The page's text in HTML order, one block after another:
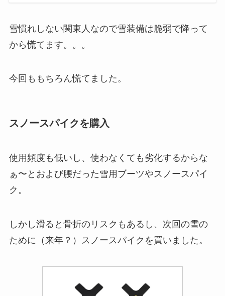
雪慣れしない関東人なので雪装備は脆弱で降って
から慌てます。。。
今回ももちろん慌てました。
スノースパイクを購入
使用頻度も低いし、使わなくても劣化するからな
ぁ〜とおよび腰だった雪用ブーツやスノースパイ
ク。
しかし滑ると骨折のリスクもあるし、次回の雪の
ために（来年？）スノースパイクを買いました。